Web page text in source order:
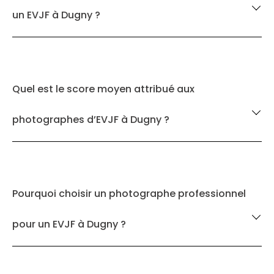
un EVJF à Dugny ?
Quel est le score moyen attribué aux
photographes d’EVJF à Dugny ?
Pourquoi choisir un photographe professionnel
pour un EVJF à Dugny ?